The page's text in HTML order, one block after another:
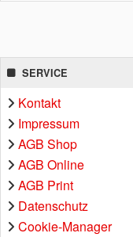
SERVICE
Kontakt
Impressum
AGB Shop
AGB Online
AGB Print
Datenschutz
Cookie-Manager